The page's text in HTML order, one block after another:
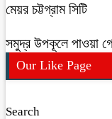
মেয়র চট্টগ্রাম সিটি
সমুদ্র উপকূলে পাওয়া
Our Like Page
Search